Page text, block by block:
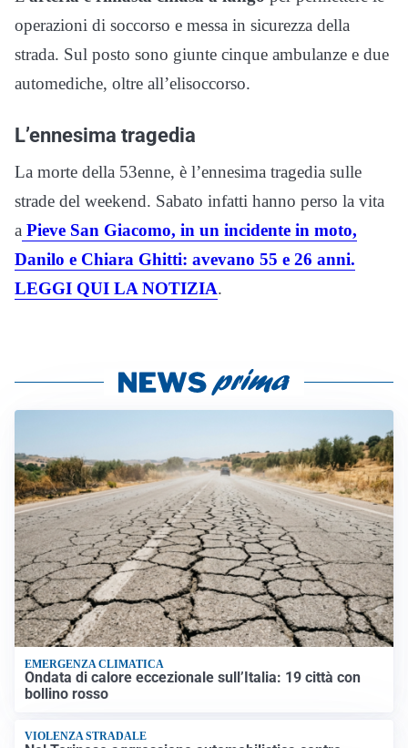
operazioni di soccorso e messa in sicurezza della
strada. Sul posto sono giunte cinque ambulanze e due
automediche, oltre all’elisoccorso.
L’ennesima tragedia
La morte della 53enne, è l’ennesima tragedia sulle
strade del weekend. Sabato infatti hanno perso la vita
a Pieve San Giacomo, in un incidente in moto,
Danilo e Chiara Ghitti: avevano 55 e 26 anni.
LEGGI QUI LA NOTIZIA.
EMERGENZA CLIMATICA
Ondata di calore eccezionale sull’Italia: 19 città con
bollino rosso
VIOLENZA STRADALE